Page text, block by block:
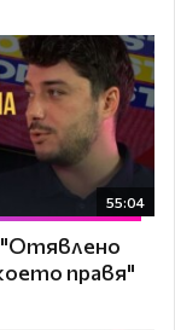
55:04
"Отявлено
правя"